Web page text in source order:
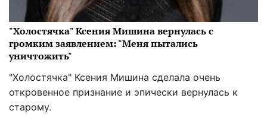
"Холостячка" Ксения Мишина вернулась с
громким заявлением: "Меня пытались
уничтожить"
"Холостячка" Ксения Мишина сделала очень
откровенное признание и эпически вернулась к
старому.